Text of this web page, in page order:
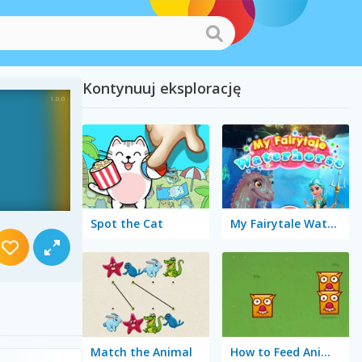
Kontynuuj eksplorację
Spot the Cat My Fairytale Water Horse
Match the Animal How to Feed Animals?